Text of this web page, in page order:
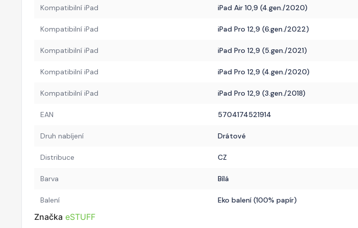
Kompatibilní iPad iPad Air 10,9 (4.gen./2020)
Kompatibilní iPad iPad Pro 12,9 (6.gen./2022)
Kompatibilní iPad iPad Pro 12,9 (5.gen./2021)
Kompatibilní iPad iPad Pro 12,9 (4.gen./2020)
Kompatibilní iPad iPad Pro 12,9 (3.gen./2018)
EAN 5704174521914
Druh nabíjení Drátové
Distribuce CZ
Barva Bílá
Balení Eko balení (100% papír)
Značka eSTUFF